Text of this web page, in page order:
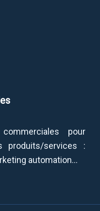
pour
produits/services :
automation…